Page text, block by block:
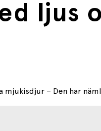
ljus
mjukisdjur – Den har